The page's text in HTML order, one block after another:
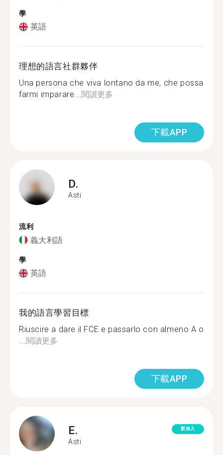
學
英語
理想的語言社群夥伴
Una persona che viva lontano da me, che possa
farmi imparare...閱讀更多
下載APP
D.
Asti
流利
義大利語
學
英語
我的語言學習目標
Riuscire a dare il FCE e passarlo con almeno A o
...閱讀更多
下載APP
E.
Asti
新加入